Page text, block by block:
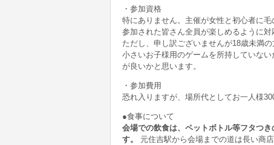
・参加資格
特にありません。主催が女性と初心者に
参加された皆さん全員が楽しめるように対
ただし、申し訳ございませんが18歳未満
小さいお子様用のゲームを所持していな
が良いかと思います。
・参加費用
恐れ入りますが、場所代としてお一人様
●食事について
会場での飲食は、ペットボトル等フタつ
す。
元住吉駅から会場までの道は長い商